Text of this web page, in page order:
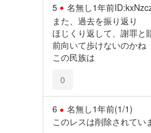
5 名無し1年前
また、過去を振り返り
ほじくり返して、謝罪と
前向いて歩けないのかね
この民族は
0
6 名無し1年前(1/1)
このレスは削除されてい